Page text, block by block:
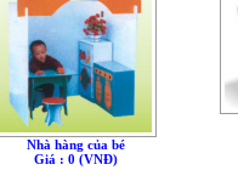
Nhà hàng của bé
Giá : 0 (VNÐ)